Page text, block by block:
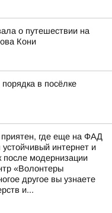
о путешествии на
Кони
в посёлке
приятен, где еще на ФАД
интернет и
после модернизации
«Волонтеры
другое вы узнаете
и...